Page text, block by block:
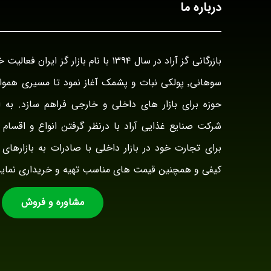
درباره ما
سوهانی٬ پولکی نبات و پشمک آغاز نمود تا مسیری
حوزه برای بازار های داخلی و خارجی فراهم سازد.
شرکت صنایع غذایی آراد با درنظر گرفتن انواع و
برای تجارت خود در بازار داخلی با صادرات به
کیفی و همچنین قیمت های مناسب تهیه و خریداری
مشاوره و فروش